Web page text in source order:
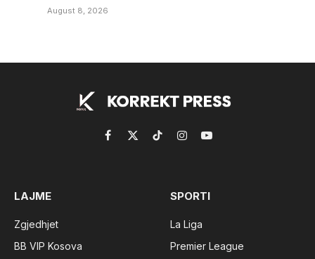
August 8, 2026
Facebook
X
TikTokInstagramYouTube
LAJME
Zgjedhjet
BB VIP Kosova
SPORTI
La Liga
Premier League